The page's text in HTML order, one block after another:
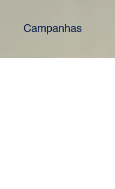
Campanhas